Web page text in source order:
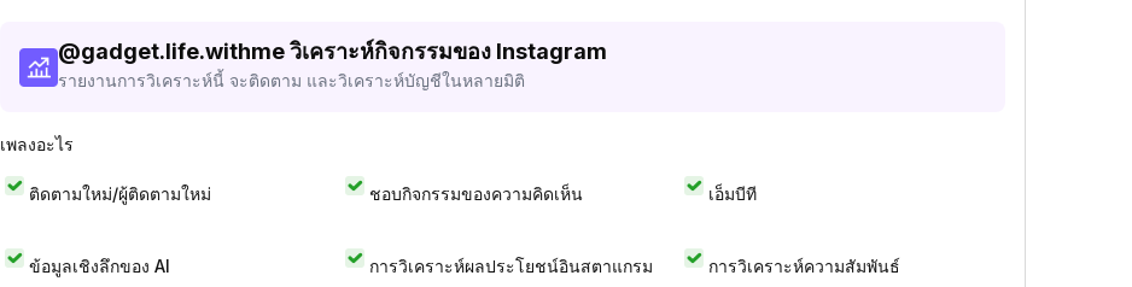
@gadget.life.withmeวิเคราะห์กิจกรรมของ Instagram
รายงานการวิเคราะห์นี้ จะติดตาม และวิเคราะห์บัญชีในหลายมิติ
เพลงอะไร
ติดตามใหม่/ผู้ติดตามใหม่ ชอบกิจกรรมของความคิดเห็น เอ็มบีที
ข้อมูลเชิงลึกของ AI การวิเคราะห์ผลประโยชน์อินสตาแกรม การวิเคราะห์ความสัมพันธ์